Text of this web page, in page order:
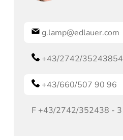
g.lamp@edlauer.com
+43/2742/35243854
+43/660/507 90 96
F +43/2742/352438 - 3